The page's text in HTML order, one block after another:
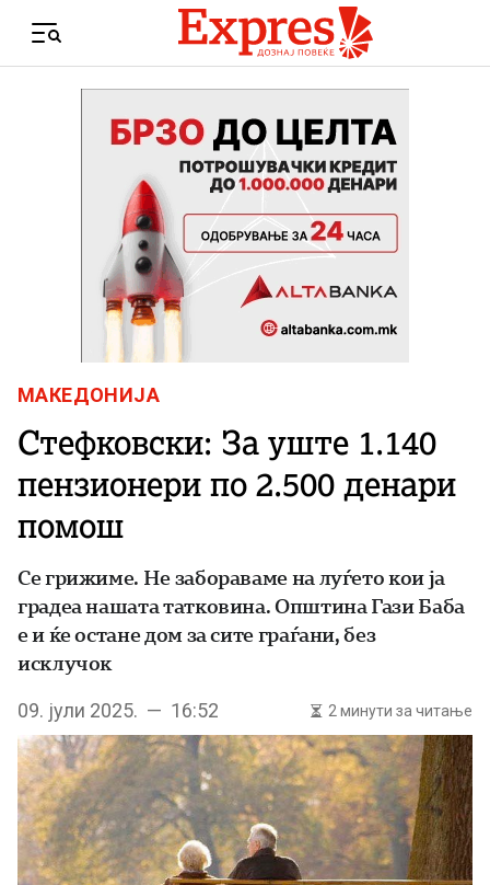
Menu
МАКЕДОНИЈА
Стефковски: За уште 1.140
пензионери по 2.500 денари
помош
Се грижиме. Не забораваме на луѓето кои ја
градеа нашата татковина. Општина Гази Баба
е и ќе остане дом за сите граѓани, без
исклучок
09. јули 2025. — 16:52 2 минути за читање